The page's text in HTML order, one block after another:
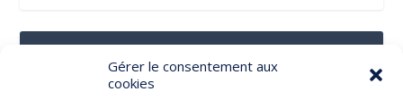
Gérer le consentement aux
cookies